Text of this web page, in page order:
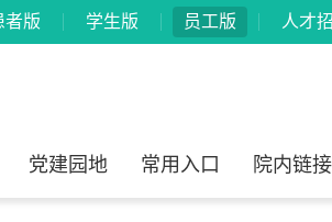
者版 学生版 员工版 人才
党建园地 常用入口 院内链接